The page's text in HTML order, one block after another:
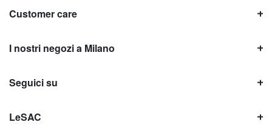
Customer care
I nostri negozi a Milano
Seguici su
LeSAC